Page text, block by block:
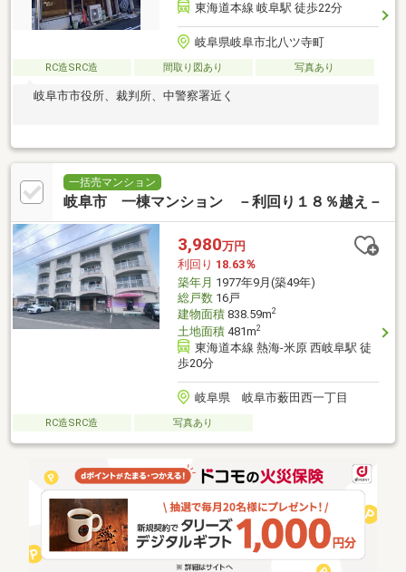
東海道本線 岐阜駅 徒歩22分
岐阜県岐阜市北八ツ寺町
RC造SRC造 間取り図あり 写真あり
岐阜市市役所、裁判所、中警察署近く
一括売マンション
岐阜市 一棟マンション －利回り１８％越え－
3,980万円
利回り 18.63％
築年月 1977年9月(築49年)
総戸数16戸
建物面積838.59m2
土地面積481m2
東海道本線 熱海-米原 西岐阜駅 徒
歩20分
岐阜県 岐阜市薮田西一丁目
RC造SRC造 写真あり